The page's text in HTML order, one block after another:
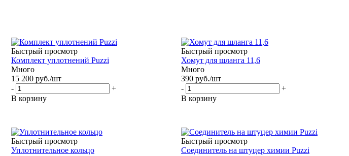
Быстрый просмотр
Комплект уплотнений Puzzi
Много
15 200 руб./шт
-
+
В корзину
Быстрый просмотр
Хомут для шланга 11,6
Много
390 руб./шт
-
+
В корзину
Быстрый просмотр
Уплотнительное кольцо
Быстрый просмотр
Соединитель на штуцер химии Puzzi